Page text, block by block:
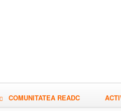
COMUNITATEA READC